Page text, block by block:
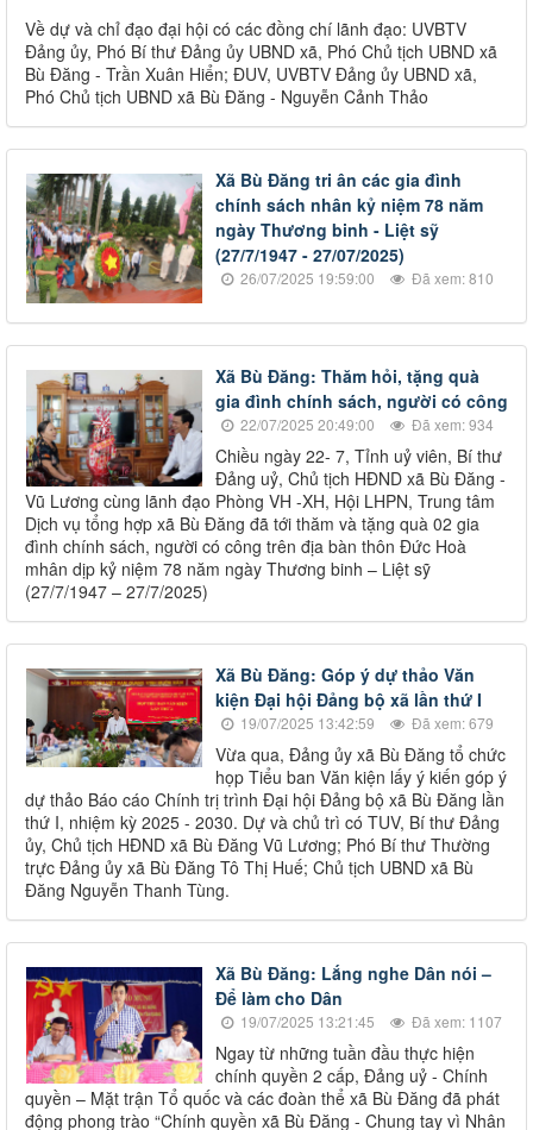
Về dự và chỉ đạo đại hội có các đồng chí lãnh đạo: UVBTV
Đảng ủy, Phó Bí thư Đảng ủy UBND xã, Phó Chủ tịch UBND xã
Bù Đăng - Trần Xuân Hiển; ĐUV, UVBTV Đảng ủy UBND xã,
Phó Chủ tịch UBND xã Bù Đăng - Nguyễn Cảnh Thảo
Xã Bù Đăng tri ân các gia đình
chính sách nhân kỷ niệm 78 năm
ngày Thương binh - Liệt sỹ
(27/7/1947 - 27/07/2025)
26/07/2025 19:59:00 Đã xem: 810
Xã Bù Đăng: Thăm hỏi, tặng quà
gia đình chính sách, người có công
22/07/2025 20:49:00 Đã xem: 934
Chiều ngày 22- 7, Tỉnh uỷ viên, Bí thư
Đảng uỷ, Chủ tịch HĐND xã Bù Đăng -
Vũ Lương cùng lãnh đạo Phòng VH -XH, Hội LHPN, Trung tâm
Dịch vụ tổng hợp xã Bù Đăng đã tới thăm và tặng quà 02 gia
đình chính sách, người có công trên địa bàn thôn Đức Hoà
mhân dịp kỷ niệm 78 năm ngày Thương binh – Liệt sỹ
(27/7/1947 – 27/7/2025)
Xã Bù Đăng: Góp ý dự thảo Văn
kiện Đại hội Đảng bộ xã lần thứ I
19/07/2025 13:42:59 Đã xem: 679
Vừa qua, Đảng ủy xã Bù Đăng tổ chức
họp Tiểu ban Văn kiện lấy ý kiến góp ý
dự thảo Báo cáo Chính trị trình Đại hội Đảng bộ xã Bù Đăng lần
thứ I, nhiệm kỳ 2025 - 2030. Dự và chủ trì có TUV, Bí thư Đảng
ủy, Chủ tịch HĐND xã Bù Đăng Vũ Lương; Phó Bí thư Thường
trực Đảng ủy xã Bù Đăng Tô Thị Huế; Chủ tịch UBND xã Bù
Đăng Nguyễn Thanh Tùng.
Xã Bù Đăng: Lắng nghe Dân nói –
Để làm cho Dân
19/07/2025 13:21:45 Đã xem: 1107
Ngay từ những tuần đầu thực hiện
chính quyền 2 cấp, Đảng uỷ - Chính
quyền – Mặt trận Tổ quốc và các đoàn thể xã Bù Đăng đã phát
động phong trào “Chính quyền xã Bù Đăng - Chung tay vì Nhân